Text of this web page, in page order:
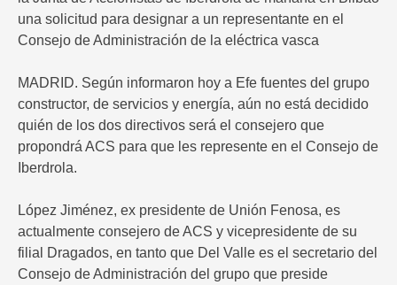
una solicitud para designar a un representante en el
Consejo de Administración de la eléctrica vasca
MADRID. Según informaron hoy a Efe fuentes del grupo
constructor, de servicios y energía, aún no está decidido
quién de los dos directivos será el consejero que
propondrá ACS para que les represente en el Consejo de
Iberdrola.
López Jiménez, ex presidente de Unión Fenosa, es
actualmente consejero de ACS y vicepresidente de su
filial Dragados, en tanto que Del Valle es el secretario del
Consejo de Administración del grupo que preside